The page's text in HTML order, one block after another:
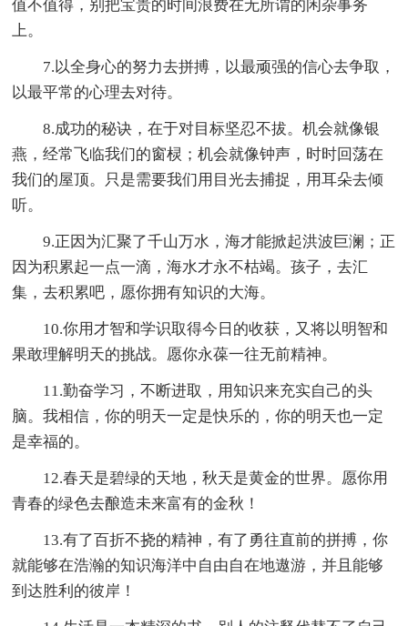
值不值得，别把宝贵的时间浪费在无所谓的闲杂事务
上。
7.以全身心的努力去拼搏，以最顽强的信心去争取，
以最平常的心理去对待。
8.成功的秘诀，在于对目标坚忍不拔。机会就像银
燕，经常飞临我们的窗棂；机会就像钟声，时时回荡在
我们的屋顶。只是需要我们用目光去捕捉，用耳朵去倾
听。
9.正因为汇聚了千山万水，海才能掀起洪波巨澜；正
因为积累起一点一滴，海水才永不枯竭。孩子，去汇
集，去积累吧，愿你拥有知识的大海。
10.你用才智和学识取得今日的收获，又将以明智和
果敢理解明天的挑战。愿你永葆一往无前精神。
11.勤奋学习，不断进取，用知识来充实自己的头
脑。我相信，你的明天一定是快乐的，你的明天也一定
是幸福的。
12.春天是碧绿的天地，秋天是黄金的世界。愿你用
青春的绿色去酿造未来富有的金秋！
13.有了百折不挠的精神，有了勇往直前的拼搏，你
就能够在浩瀚的知识海洋中自由自在地遨游，并且能够
到达胜利的彼岸！